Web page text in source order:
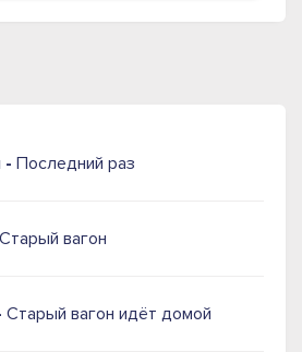
- Последний раз
Старый вагон
Старый вагон идёт домой